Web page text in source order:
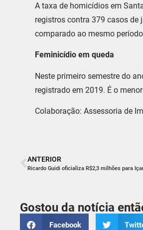
A taxa de homicídios em
registros contra 379 casos de
comparado ao mesmo
Feminicídio em queda
Neste primeiro semestre do
registrado em 2019. É o
Colaboração: Assessoria de
ANTERIOR
Ricardo Guidi oficializa R$2,3 milhões para
Gostou da notícia
Facebook